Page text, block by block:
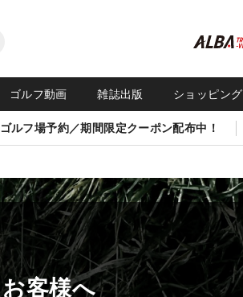
ゴルフ動画 雑誌出版 ショッピング
ゴルフ場予約／期間限定クーポン配布中！
客様へ